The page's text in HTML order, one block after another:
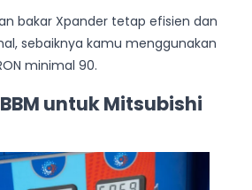
bakar Xpander tetap efisien dan
sebaiknya kamu menggunakan
minimal 90.
untuk Mitsubishi